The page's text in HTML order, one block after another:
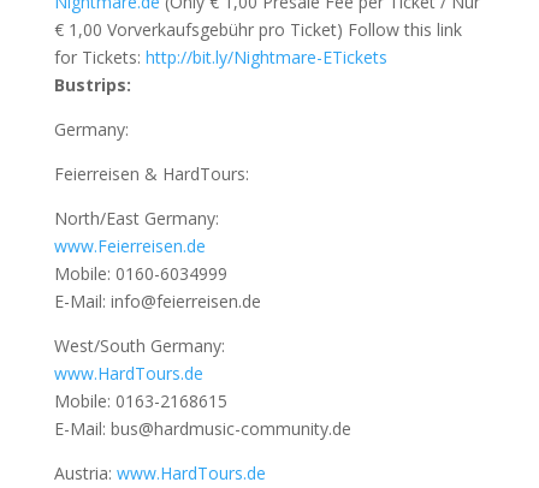
€ 1,00 Vorverkaufsgebühr pro Ticket) Follow this link
for Tickets: http://bit.ly/Nightmare-ETickets
Bustrips:
Germany:
Feierreisen & HardTours:
North/East Germany:
www.Feierreisen.de
Mobile: 0160-6034999
E-Mail: info@feierreisen.de
West/South Germany:
www.HardTours.de
Mobile: 0163-2168615
E-Mail: bus@hardmusic-community.de
Austria: www.HardTours.de